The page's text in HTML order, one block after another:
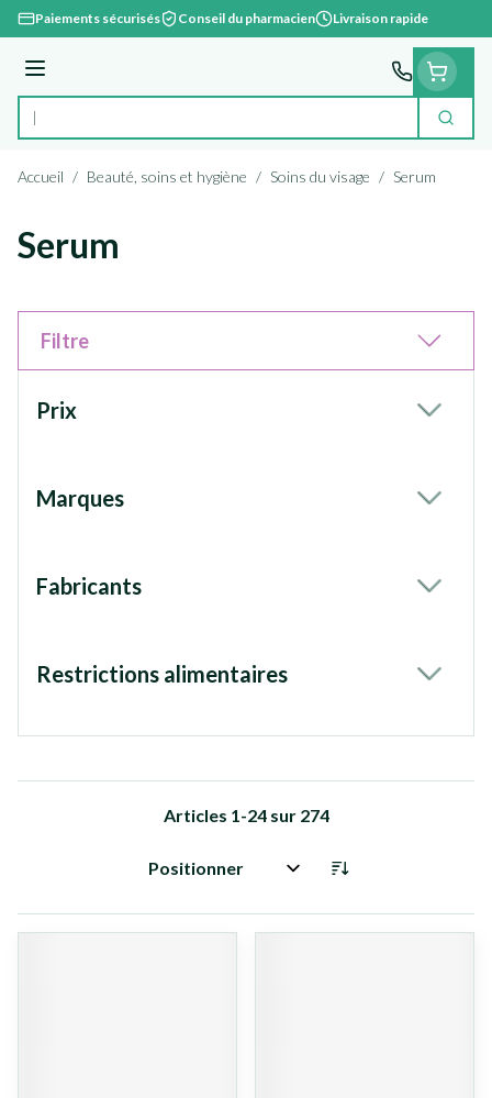
Aller au contenu
Paiements sécurisés Conseil du pharmacien Livraison rapide
Menu
Rechercher
Accueil / Beauté, soins et hygiène / Soins du visage / Serum
Serum
Filtre
Prix
Marques
Fabricants
Restrictions alimentaires
Articles 1-24sur 274
Trier par: